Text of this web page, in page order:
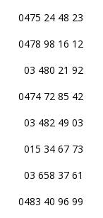
0475 24 48 23
0478 98 16 12
03 480 21 92
0474 72 85 42
03 482 49 03
015 34 67 73
03 658 37 61
0483 40 96 99